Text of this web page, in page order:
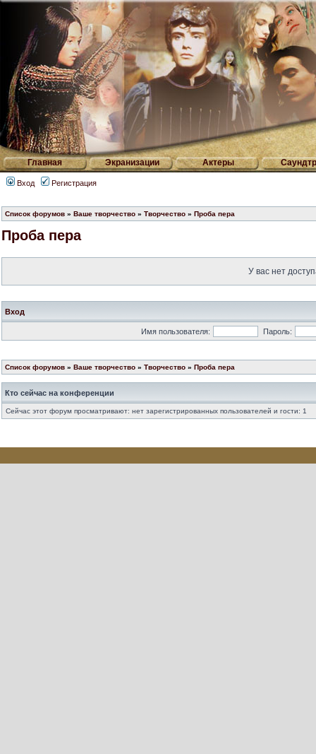
Главная Экранизации Актеры
Вход Регистрация
Список форумов » Ваше творчество » Творчество » Проба пера
Проба пера
У вас нет
Вход
Имя пользователя: Пароль:
Список форумов » Ваше творчество » Творчество » Проба пера
Кто сейчас на конференции
Сейчас этот форум просматривают: нет зарегистрированных пользователей и гости: 1